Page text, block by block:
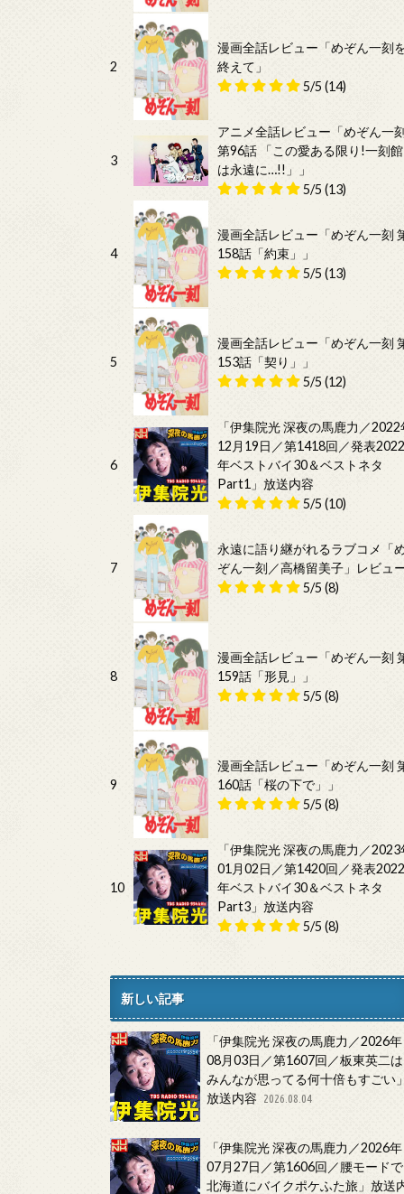
2
漫画全話レビュー「めぞん一刻
終えて」
5/5 (14)
3
アニメ全話レビュー「めぞん一
第96話 「この愛ある限り!一刻館
は永遠に…!!」」
5/5 (13)
4
漫画全話レビュー「めぞん一刻
158話「約束」」
5/5 (13)
5
漫画全話レビュー「めぞん一刻
153話「契り」」
5/5 (12)
6
「伊集院光 深夜の馬鹿力／2022
12月19日／第1418回／発表2022
年ベストバイ30＆ベストネタ
Part1」放送内容
5/5 (10)
7
永遠に語り継がれるラブコメ「
ぞん一刻／高橋留美子」レビュ
5/5 (8)
8
漫画全話レビュー「めぞん一刻
159話「形見」」
5/5 (8)
9
漫画全話レビュー「めぞん一刻
160話「桜の下で」」
5/5 (8)
10
「伊集院光 深夜の馬鹿力／2023
01月02日／第1420回／発表2022
年ベストバイ30＆ベストネタ
Part3」放送内容
5/5 (8)
新しい記事
「伊集院光 深夜の馬鹿力／2026年
08月03日／第1607回／板東英二は
みんなが思ってる何十倍もすごい
放送内容
2026.08.04
「伊集院光 深夜の馬鹿力／2026年
07月27日／第1606回／腰モードで
北海道にバイクポケふた旅」放送